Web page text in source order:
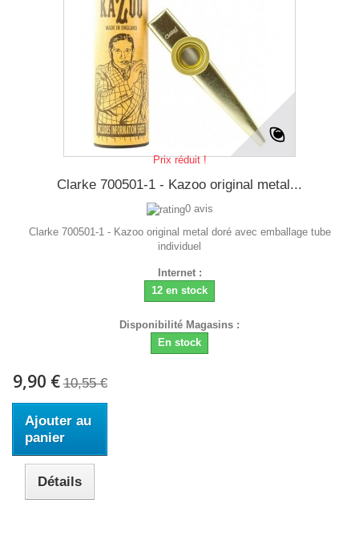
Prix réduit !
Clarke 700501-1 - Kazoo original metal...
0 avis
Clarke 700501-1 - Kazoo original metal doré avec emballage tube
individuel
Internet :
12 en stock
Disponibilité Magasins :
En stock
9,90 € 10,55 €
Ajouter au
panier
Détails